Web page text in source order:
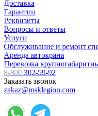
Доставка
Гарантии
Реквизиты
Вопросы и ответы
Услуги
Обслуживание и ремонт
Аренда автокрана
Перевозка
8-800 302-59-92
Заказать звонок
zakaz@msklegion.com